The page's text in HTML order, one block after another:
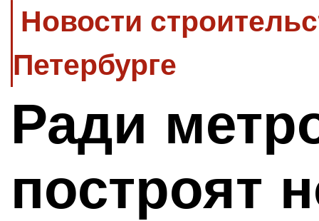
Новости
Петербурге
Ради
построят